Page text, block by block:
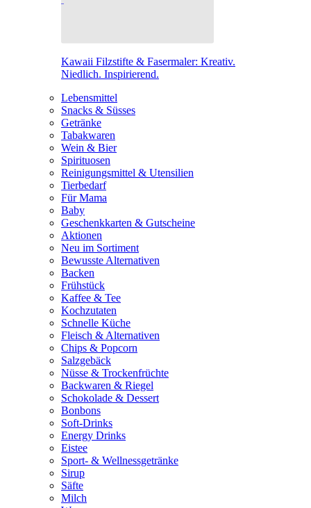
Kawaii Filzstifte & Fasermaler: Kreativ.
Niedlich. Inspirierend.
Lebensmittel
Snacks & Süsses
Getränke
Tabakwaren
Wein & Bier
Spirituosen
Reinigungsmittel & Utensilien
Tierbedarf
Für Mama
Baby
Geschenkkarten & Gutscheine
Aktionen
Neu im Sortiment
Bewusste Alternativen
Backen
Frühstück
Kaffee & Tee
Kochzutaten
Schnelle Küche
Fleisch & Alternativen
Chips & Popcorn
Salzgebäck
Nüsse & Trockenfrüchte
Backwaren & Riegel
Schokolade & Dessert
Bonbons
Soft-Drinks
Energy Drinks
Eistee
Sport- & Wellnessgetränke
Sirup
Säfte
Milch